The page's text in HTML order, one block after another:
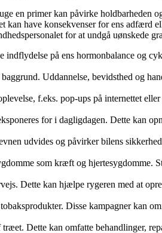
en primer kan påvirke holdbarheden
kan have konsekvenser for ens adfærd
for at undgå uønskede
indflydelse på ens hormonbalance og
Uddannelse, bevidsthed og
f.eks. pop-ups på internettet
for i dagligdagen. Dette kan
udvides og påvirker bilens
som kræft og hjertesygdomme.
Dette kan hjælpe rygeren med at
Disse kampagner kan
Dette kan omfatte behandlinger,